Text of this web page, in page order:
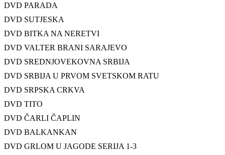
DVD PARADA
DVD SUTJESKA
DVD BITKA NA NERETVI
DVD VALTER BRANI SARAJEVO
DVD SREDNJOVEKOVNA SRBIJA
DVD SRBIJA U PRVOM SVETSKOM RATU
DVD SRPSKA CRKVA
DVD TITO
DVD ČARLI ČAPLIN
DVD BALKANKAN
DVD GRLOM U JAGODE SERIJA 1-3